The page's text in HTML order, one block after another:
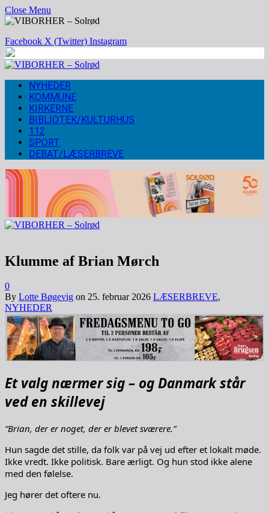
Close Menu
Facebook X (Twitter) Instagram
NYHEDER
KOMMUNE
KIRKERNE
BIBLIOTEK/KULTURHUS
112
SPORT
DEBAT/LÆSERBREVE
Klumme af Brian Mørch
0
By Lotte Bøgevig on 25. februar 2026 LÆSERBREVE,
NYHEDER
Et valg nærmer sig – og Danmark står
ved en skillevej
“Brian, der er noget, der er blevet sværere.”
Hun sagde det stille, da folk var på vej ud efter et lokalt møde.
Ikke vredt. Ikke politisk. Bare ærligt. Og hun stod ikke alene
med den følelse.
Jeg hører det oftere nu.